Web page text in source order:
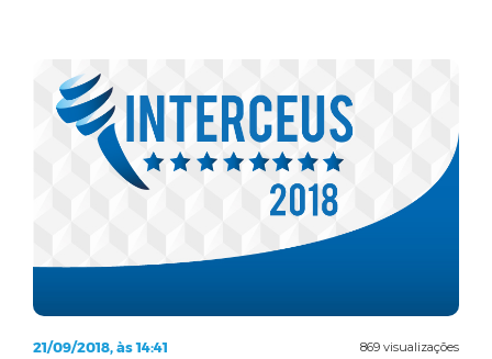
869 visualizações
21/09/2018, às 14:41